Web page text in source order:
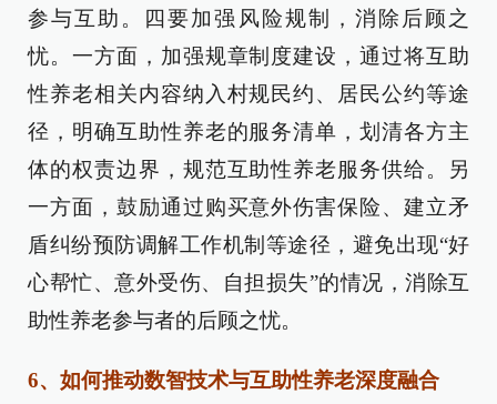
参与互助。四要加强风险规制，消除后顾之
忧。一方面，加强规章制度建设，通过将互助
性养老相关内容纳入村规民约、居民公约等途
径，明确互助性养老的服务清单，划清各方主
体的权责边界，规范互助性养老服务供给。另
一方面，鼓励通过购买意外伤害保险、建立矛
盾纠纷预防调解工作机制等途径，避免出现“好
心帮忙、意外受伤、自担损失”的情况，消除互
助性养老参与者的后顾之忧。
6、如何推动数智技术与互助性养老深度融合